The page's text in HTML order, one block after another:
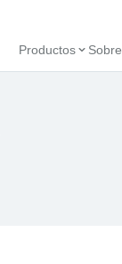
Productos Sobre